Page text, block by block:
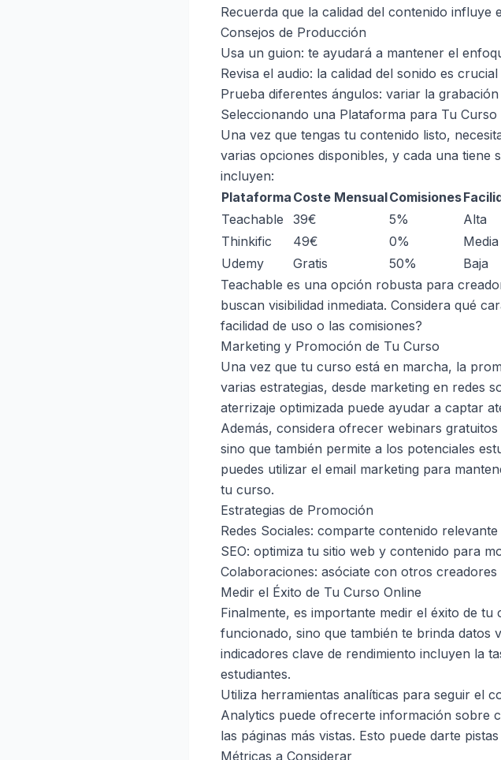
Recuerda que la calidad del contenido
Consejos de Producción
Usa un guion: te ayudará a mantener el
Revisa el audio: la calidad del sonido es
Prueba diferentes ángulos: variar la
Seleccionando una Plataforma para Tu Curso
Una vez que tengas tu contenido listo,
varias opciones disponibles, y cada una
incluyen:
Plataforma Coste MensualComisiones
Teachable
39€ 5%
Alta
Thinkific
49€ 0%
Media
Udemy
Gratis 50%
Baja
Teachable es una opción robusta para
buscan visibilidad inmediata. Considera qué
facilidad de uso o las comisiones?
Marketing y Promoción de Tu Curso
Una vez que tu curso está en marcha, la
varias estrategias, desde marketing en redes
aterrizaje optimizada puede ayudar a captar
Además, considera ofrecer webinars
sino que también permite a los potenciales
puedes utilizar el email marketing para
tu curso.
Estrategias de Promoción
Redes Sociales: comparte contenido
SEO: optimiza tu sitio web y contenido para
Colaboraciones: asóciate con otros
Medir el Éxito de Tu Curso Online
Finalmente, es importante medir el éxito de
funcionado, sino que también te brinda datos
indicadores clave de rendimiento incluyen la
estudiantes.
Utiliza herramientas analíticas para seguir el
Analytics puede ofrecerte información sobre
las páginas más vistas. Esto puede darte
Métricas a Considerar